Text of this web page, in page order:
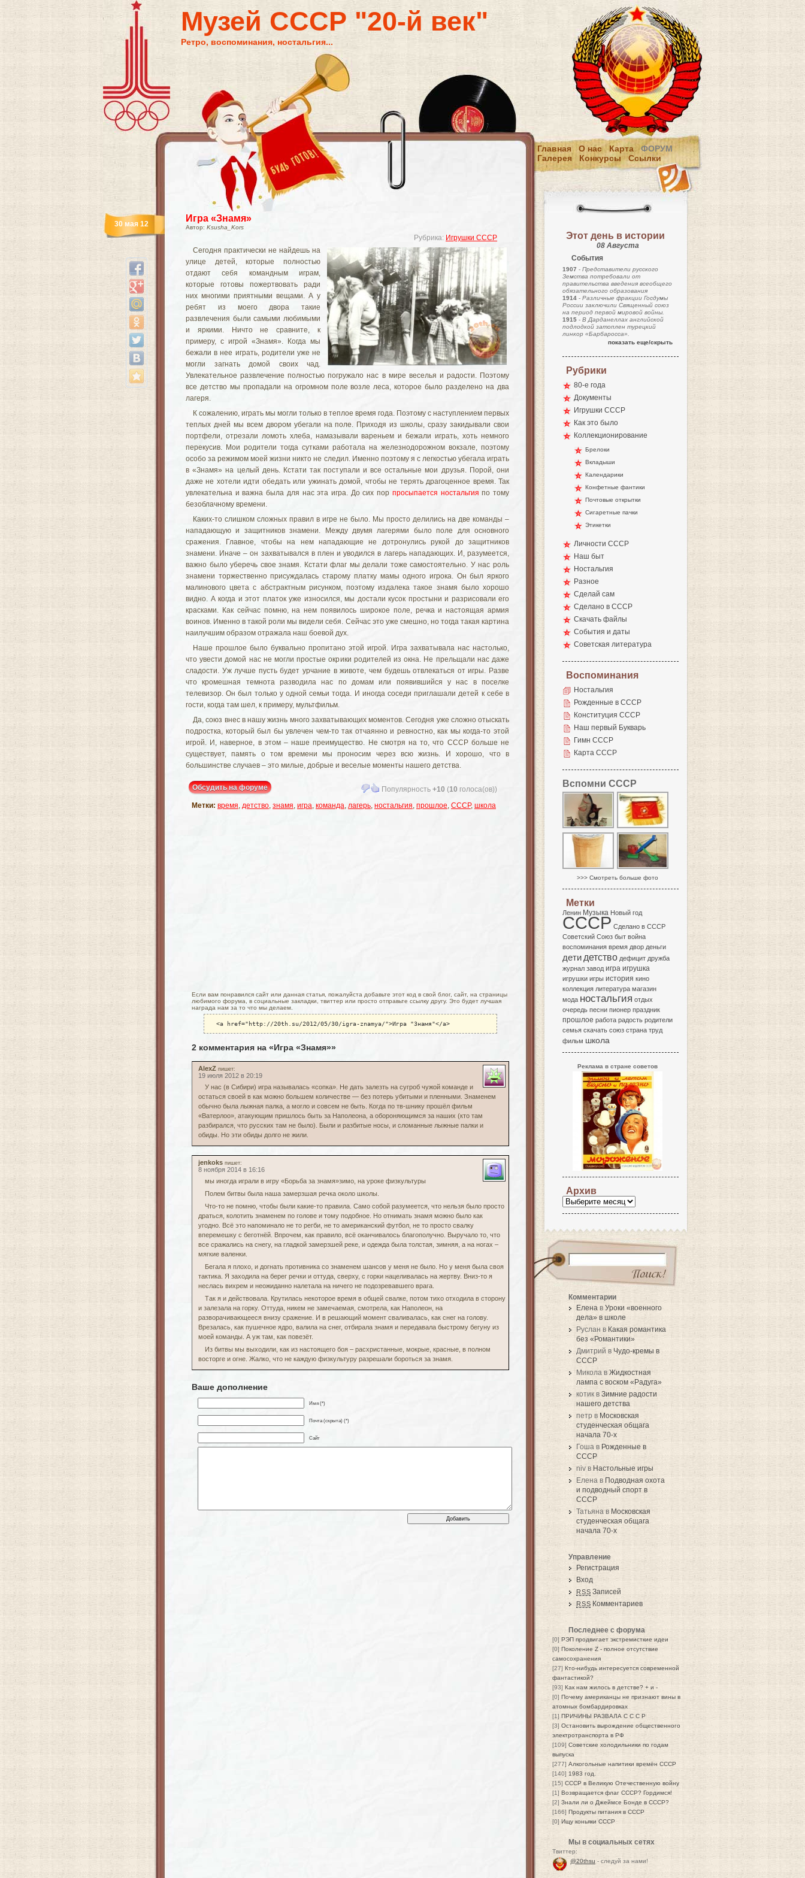
Музей СССР "20-й век"
Ретро, воспоминания, ностальгия...
Главная О нас Карта
ФОРУМ
Галерея
Конкурсы Ссылки
Игра «Знамя»
Автор: Ksusha_Kors
Рубрика: Игрушки СССР
30 мая 12
Сегодня практически не найдешь на
улице детей, которые полностью
отдают себя командным играм,
которые готовы пожертвовать ради
них многими приятными вещами. А у
ребят из моего двора такие
развлечения были самыми любимыми
и яркими. Ничто не сравните, к
примеру, с игрой «Знамя». Когда мы
бежали в нее играть, родители уже не
могли загнать домой своих чад.
Увлекательное развлечение полностью погружало нас в мире веселья и радости. Поэтому
все детство мы пропадали на огромном поле возле леса, которое было разделено на два
лагеря.
К сожалению, играть мы могли только в теплое время года. Поэтому с наступлением первых
теплых дней мы всем двором убегали на поле. Приходя из школы, сразу закидывали свои
портфели, отрезали ломоть хлеба, намазывали вареньем и бежали играть, хоть немного
перекусив. Мои родители тогда сутками работала на железнодорожном вокзале, поэтому
особо за режимом моей жизни никто не следил. Именно поэтому я с легкостью убегала играть
в «Знамя» на целый день. Кстати так поступали и все остальные мои друзья. Порой, они
даже не хотели идти обедать или ужинать домой, чтобы не терять драгоценное время. Так
увлекательна и важна была для нас эта игра. До сих пор просыпается ностальгия по тому
безоблачному времени.
Каких-то слишком сложных правил в игре не было. Мы просто делились на две команды –
нападающую и защитников знамени. Между двумя лагерями было поле для основного
сражения. Главное, чтобы на нем нападающие не дотронулись рукой до защитников
знамени. Иначе – он захватывался в плен и уводился в лагерь нападающих. И, разумеется,
важно было уберечь свое знамя. Кстати флаг мы делали тоже самостоятельно. У нас роль
знамени торжественно присуждалась старому платку мамы одного игрока. Он был яркого
малинового цвета с абстрактным рисунком, поэтому издалека такое знамя было хорошо
видно. А когда и этот платок уже износился, мы достали кусок простыни и разрисовали его
красками. Как сейчас помню, на нем появилось широкое поле, речка и настоящая армия
воинов. Именно в такой роли мы видели себя. Сейчас это уже смешно, но тогда такая картина
наилучшим образом отражала наш боевой дух.
Наше прошлое было буквально пропитано этой игрой. Игра захватывала нас настолько,
что увести домой нас не могли простые окрики родителей из окна. Не прельщали нас даже
сладости. Уж лучше пусть будет урчание в животе, чем будешь отвлекаться от игры. Разве
что кромешная темнота разводила нас по домам или появившийся у нас в поселке
телевизор. Он был только у одной семьи тогда. И иногда соседи приглашали детей к себе в
гости, когда там шел, к примеру, мультфильм.
Да, союз внес в нашу жизнь много захватывающих моментов. Сегодня уже сложно отыскать
подростка, который был бы увлечен чем-то так отчаянно и ревностно, как мы когда-то этой
игрой. И, наверное, в этом – наше преимущество. Не смотря на то, что СССР больше не
существует, память о том времени мы проносим через всю жизнь. И хорошо, что в
большинстве случаев – это милые, добрые и веселые моменты нашего детства.
Обсудить на форуме Популярность +10 (10 голоса(ов))
Метки: время, детство, знамя, игра, команда, лагерь, ностальгия, прошлое, СССР, школа
Если вам понравился сайт или данная статья, пожалуйста добавьте этот код в свой блог, сайт, на страницы
любимого форума, в социальные закладки, твиттер или просто отправьте ссылку другу. Это будет лучшая
награда нам за то что мы делаем.
<a href="http://20th.su/2012/05/30/igra-znamya/">Игра "Знамя"</a>
2 комментария на «Игра «Знамя»»
AlexZ пишет:
19 июля 2012 в 20:19
У нас (в Сибири) игра называлась «сопка». Не дать залезть на сугроб чужой команде и
остаться своей в как можно большем количестве — без потерь убитыми и пленными. Знаменем
обычно была лыжная палка, а могло и совсем не быть. Когда по тв-шнику прошёл фильм
«Ватерлоо», атакующим пришлось быть за Наполеона, а обороняющимся за наших (кто там
разбирался, что русских там не было). Были и разбитые носы, и сломанные лыжные палки и
обиды. Но эти обиды долго не жили.
jenkoks пишет:
8 ноября 2014 в 16:16
мы иногда играли в игру «Борьба за знамя»зимо, на уроке физкультуры
Полем битвы была наша замерзшая речка около школы.
Что-то не помню, чтобы были какие-то правила. Само собой разумеется, что нельзя было просто
драться, колотить знаменем по голове и тому подобное. Но отнимать знамя можно было как
угодно. Всё это напоминало не то регби, не то американский футбол, не то просто свалку
вперемешку с беготнёй. Впрочем, как правило, всё оканчивалось благополучно. Выручало то, что
все сражались на снегу, на гладкой замерзшей реке, и одежда была толстая, зимняя, а на ногах –
мягкие валенки.
Бегала я плохо, и догнать противника со знаменем шансов у меня не было. Но у меня была своя
тактика. Я заходила на берег речки и оттуда, сверху, с горки нацеливалась на жертву. Вниз-то я
неслась вихрем и неожиданно налетала на ничего не подозревавшего врага.
Так я и действовала. Крутилась некоторое время в общей свалке, потом тихо отходила в сторону
и залезала на горку. Оттуда, никем не замечаемая, смотрела, как Наполеон, на
разворачивающееся внизу сражение. И в решающий момент сваливалась, как снег на голову.
Врезалась, как пушечное ядро, валила на снег, отбирала знамя и передавала быстрому бегуну из
моей команды. А уж там, как повезёт.
Из битвы мы выходили, как из настоящего боя – расхристанные, мокрые, красные, в полном
восторге и огне. Жалко, что не каждую физкультуру разрешали бороться за знамя.
Ваше дополнение
Имя (*)
Почта (скрыта) (*)
Сайт
Этот день в истории
08 Августа
События
1907 - Представители русского
Земства потребовали от
правительства введения всеобщего
обязательного образования
1914 - Различные фракции Госдумы
России заключили Священный союз
на период первой мировой войны.
1915 - В Дарданеллах английской
подлодкой затоплен турецкий
линкор «Барбаросса».
показать еще/скрыть
Рубрики
80-е года
Документы
Игрушки СССР
Как это было
Коллекционирование
Брелоки
Вкладыши
Календарики
Конфетные фантики
Почтовые открытки
Сигаретные пачки
Этикетки
Личности СССР
Наш быт
Ностальгия
Разное
Сделай сам
Сделано в СССР
Скачать файлы
События и даты
Советская литература
Воспоминания
Ностальгия
Рожденные в СССР
Конституция СССР
Наш первый Букварь
Гимн СССР
Карта СССР
Вспомни СССР
>>> Смотреть больше фото
Метки
Ленин Музыка Новый год
СССР Сделано в СССР
Советский Союз быт война
воспоминания время двор деньги
дети детство дефицит дружба
журнал завод игра игрушка
игрушки игры история кино
коллекция литература магазин
мода ностальгия отдых
очередь песни пионер праздник
прошлое работа радость родители
семья скачать союз страна труд
фильм школа
Реклама в стране советов
Архив
Комментарии
Елена в Уроки «военного
дела» в школе
Руслан в Какая романтика
без «Романтики»
Дмитрий в Чудо-кремы в
СССР
Микола в Жидкостная
лампа с воском «Радуга»
котик в Зимние радости
нашего детства
петр в Московская
студенческая общага
начала 70-х
Гоша в Рожденные в
СССР
niv в Настольные игры
Елена в Подводная охота
и подводный спорт в
СССР
Татьяна в Московская
студенческая общага
начала 70-х
Управление
Регистрация
Вход
RSS Записей
RSS Комментариев
Последнее с форума
[0] РЭП продвигает экстремисткие идеи
[0] Поколение Z - полное отсутствие
самосохранения
[27] Кто-нибудь интересуется современной
фантастикой?
[93] Как нам жилось в детстве? + и -
[0] Почему американцы не признают вины в
атомных бомбардировках
[1] ПРИЧИНЫ РАЗВАЛА С С С Р
[3] Остановить вырождение общественного
электротранспорта в РФ
[109] Советские холодильники по годам
выпуска
[277] Алкогольные напитики времён СССР
[140] 1983 год.
[15] СССР в Великую Отечественную войну
[1] Возвращается флаг СССР? Гордимся!
[2] Знали ли о Джеймсе Бонде в СССР?
[166] Продукты питания в СССР
[0] Ищу коньяки СССР
Мы в социальных сетях
Твиттер:
@20thsu - следуй за нами!